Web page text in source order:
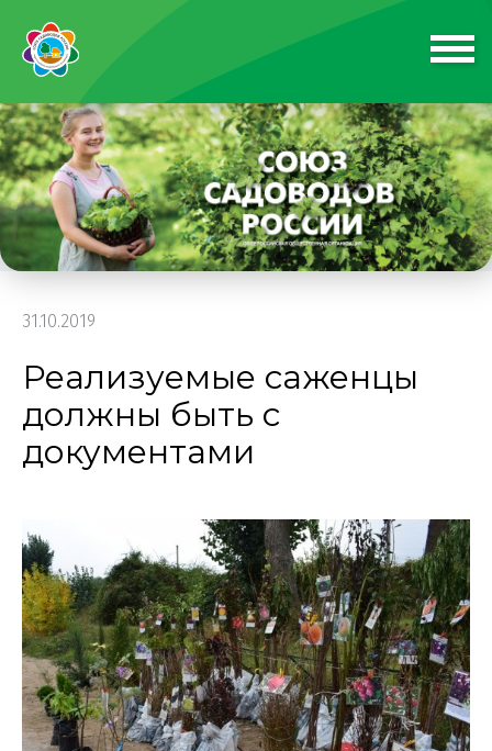
31.10.2019
Реализуемые саженцы
должны быть с
документами